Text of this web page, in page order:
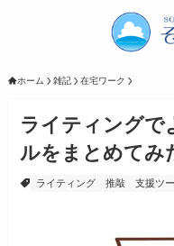
ホーム 雑記 在宅ワーク
ライティングで
ルをまとめてみ
ライティング 推敲 支援ツ